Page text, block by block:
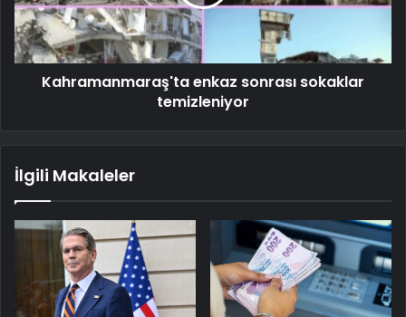
Kahramanmaraş'ta enkaz sonrası sokaklar
temizleniyor
İlgili Makaleler